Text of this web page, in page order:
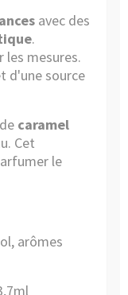
avec des
.
les mesures.
d'une source
caramel
Cet
le
arômes